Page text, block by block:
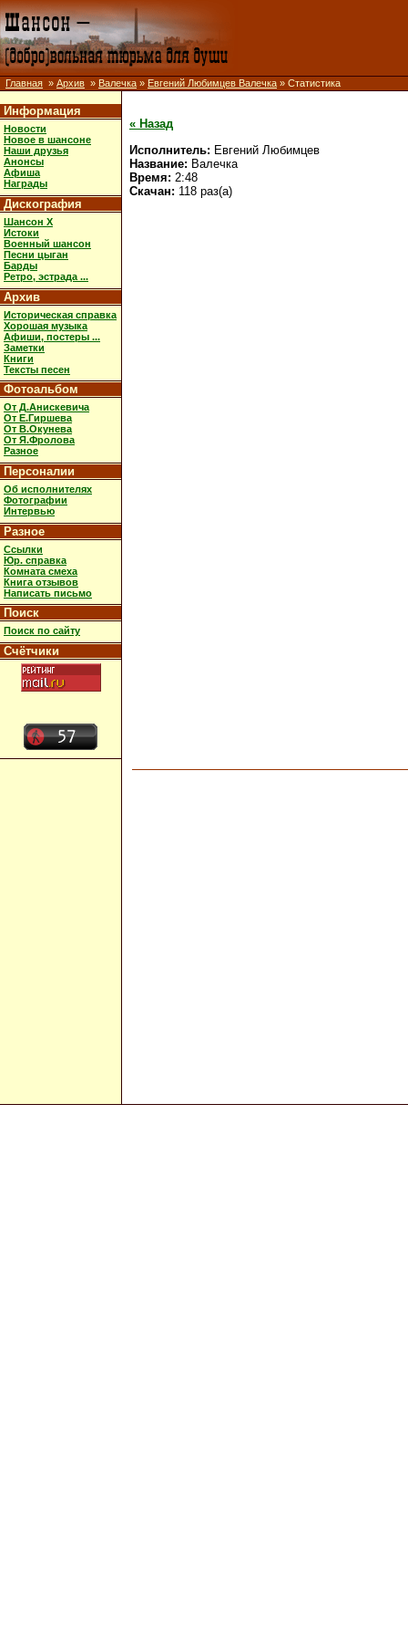
Главная » Архив » Валечка » Евгений Любимцев Валечка » Статистика
Информация
Новости
Новое в шансоне
Наши друзья
Анонсы
Афиша
Награды
Дискография
Шансон X
Истоки
Военный шансон
Песни цыган
Барды
Ретро, эстрада ...
Архив
Историческая справка
Хорошая музыка
Афиши, постеры ...
Заметки
Книги
Тексты песен
Фотоальбом
От Д.Анискевича
От Е.Гиршева
От В.Окунева
От Я.Фролова
Разное
Персоналии
Об исполнителях
Фотографии
Интервью
Разное
Ссылки
Юр. справка
Комната смеха
Книга отзывов
Написать письмо
Поиск
Поиск по сайту
Счётчики
« Назад
Исполнитель: Евгений Любимцев
Название: Валечка
Время: 2:48
Скачан: 118 раз(а)